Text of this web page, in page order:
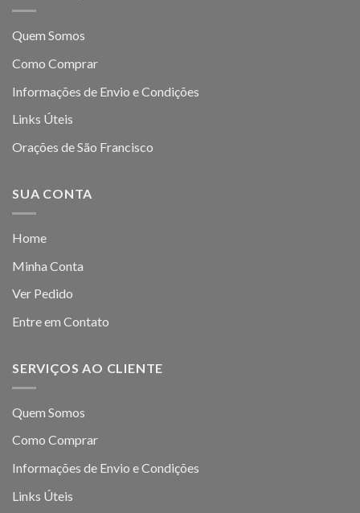
Quem Somos
Como Comprar
Informações de Envio e Condições
Links Úteis
Orações de São Francisco
SUA CONTA
Home
Minha Conta
Ver Pedido
Entre em Contato
SERVIÇOS AO CLIENTE
Quem Somos
Como Comprar
Informações de Envio e Condições
Links Úteis